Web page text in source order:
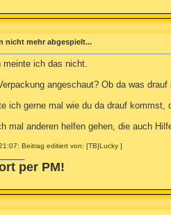
nicht mehr abgespielt...
meinte ich das nicht.
angeschaut? Ob da was
ich gerne mal wie du da drauf
mal anderen helfen gehen, die auch
Beitrag editiert von: [TB]Lucky ]
per PM!